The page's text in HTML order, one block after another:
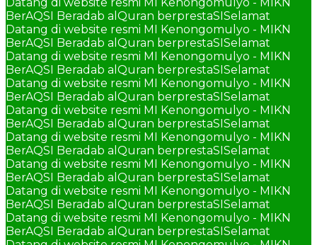
BerAQSI Beradab alQuran berprestaSISelamat
Datang di website resmi MI Kenongomulyo - MIKN
BerAQSI Beradab alQuran berprestaSISelamat
Datang di website resmi MI Kenongomulyo - MIKN
BerAQSI Beradab alQuran berprestaSISelamat
Datang di website resmi MI Kenongomulyo - MIKN
BerAQSI Beradab alQuran berprestaSISelamat
Datang di website resmi MI Kenongomulyo - MIKN
BerAQSI Beradab alQuran berprestaSISelamat
Datang di website resmi MI Kenongomulyo - MIKN
BerAQSI Beradab alQuran berprestaSISelamat
Datang di website resmi MI Kenongomulyo - MIKN
BerAQSI Beradab alQuran berprestaSISelamat
Datang di website resmi MI Kenongomulyo - MIKN
BerAQSI Beradab alQuran berprestaSISelamat
Datang di website resmi MI Kenongomulyo - MIKN
BerAQSI Beradab alQuran berprestaSISelamat